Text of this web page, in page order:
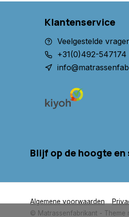
- Hoogste kwaliteit voor
Koop nu het beste matras.
Matras op maat,
Koudschuim hr55
Klantenservice
Veelgestelde
+31(0)492-547174
Blijf op de hoogte
Algemene voorwaarden
© Matrassenfabrikant - Theme